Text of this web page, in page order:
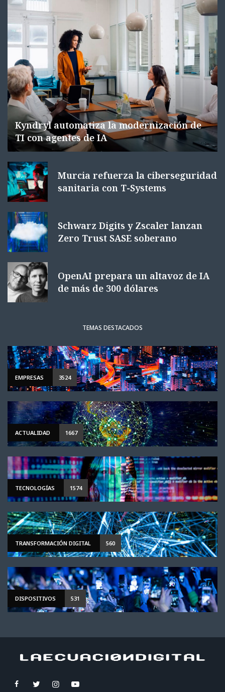
Kyndryl automatiza la modernización de
TI con agentes de IA
Murcia refuerza la ciberseguridad
sanitaria con T-Systems
Schwarz Digits y Zscaler lanzan
Zero Trust SASE soberano
OpenAI prepara un altavoz de IA
de más de 300 dólares
TEMAS DESTACADOS
EMPRESAS 3524
ACTUALIDAD 1667
TECNOLOGÍAS 1574
TRANSFORMACIÓN DIGITAL 560
DISPOSITIVOS 531